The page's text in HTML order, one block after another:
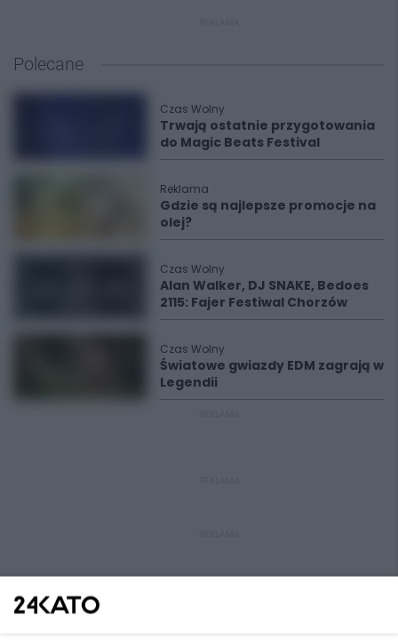
Polecane
Czas Wolny
Trwają ostatnie przygotowania
do Magic Beats Festival
Reklama
Gdzie są najlepsze promocje na
olej?
Czas Wolny
Alan Walker, DJ SNAKE, Bedoes
2115: Fajer Festiwal Chorzów
Czas Wolny
Światowe gwiazdy EDM zagrają w
Legendii